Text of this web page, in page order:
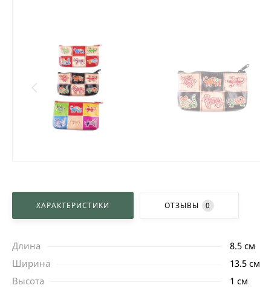
ХАРАКТЕРИСТИКИ ОТЗЫВЫ 0
Длина
8.5 см
Ширина
13.5 см
Высота
1 см